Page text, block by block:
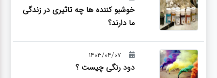
خوشبو کننده ها چه تاثیری در زندگی
ما دارند؟
1403/04/07
دود رنگی چیست ؟